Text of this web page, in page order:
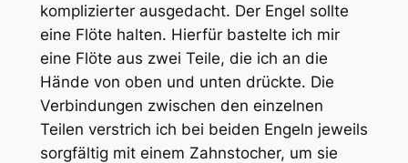
komplizierter ausgedacht. Der Engel sollte
eine Flöte halten. Hierfür bastelte ich mir
eine Flöte aus zwei Teile, die ich an die
Hände von oben und unten drückte. Die
Verbindungen zwischen den einzelnen
Teilen verstrich ich bei beiden Engeln jeweils
sorgfältig mit einem Zahnstocher, um sie